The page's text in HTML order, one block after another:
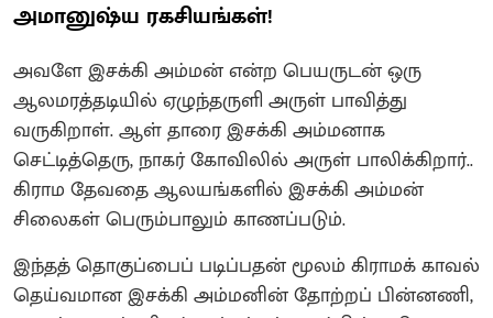
அமானுஷ்ய ரகசியங்கள்!
அவளே இசக்கி அம்மன் என்ற பெயருடன் ஒரு
ஆலமரத்தடியில் ஏழுந்தருளி அருள் பாவித்து
வருகிறாள்.‌ ஆள் தாரை இசக்கி அம்மனாக
செட்டித்தெரு, நாகர் கோவிலில் அருள் பாலிக்கிறார்..
கிராம தேவதை ஆலயங்களில் இசக்கி அம்மன்
சிலைகள் பெரும்பாலும் காணப்படும்.
இந்தத் தொகுப்பைப் படிப்பதன் மூலம் கிராமக் காவல்
தெய்வமான இசக்கி அம்மனின் தோற்றப் பின்னணி,